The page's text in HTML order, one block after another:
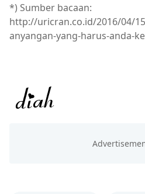
*) Sumber bacaan:
http://uricran.co.id/2016/04/
anyangan-yang-harus-anda-